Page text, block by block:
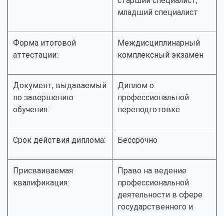
младший специалист
Форма итоговой
аттестации:
Междисциплинарный
комплексный экзамен
Документ, выдаваемый
по завершению
обучения:
Диплом о
профессиональной
переподготовке
Срок действия диплома: Бессрочно
Присваиваемая
квалификация:
Право на ведение
профессиональной
деятельности в сфере
государственного и